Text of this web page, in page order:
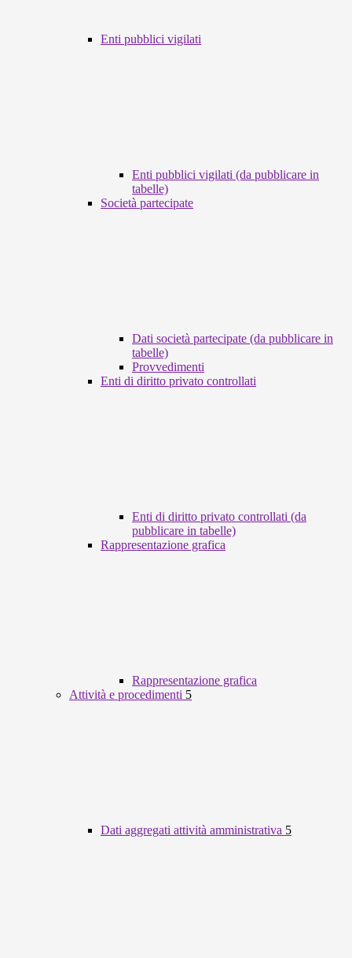
Enti pubblici vigilati
Enti pubblici vigilati (da pubblicare in
tabelle)
Società partecipate
Dati società partecipate (da pubblicare in
tabelle)
Provvedimenti
Enti di diritto privato controllati
Enti di diritto privato controllati (da
pubblicare in tabelle)
Rappresentazione grafica
Rappresentazione grafica
Attività e procedimenti 5
Dati aggregati attività amministrativa 5